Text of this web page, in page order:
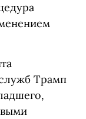
Трамп